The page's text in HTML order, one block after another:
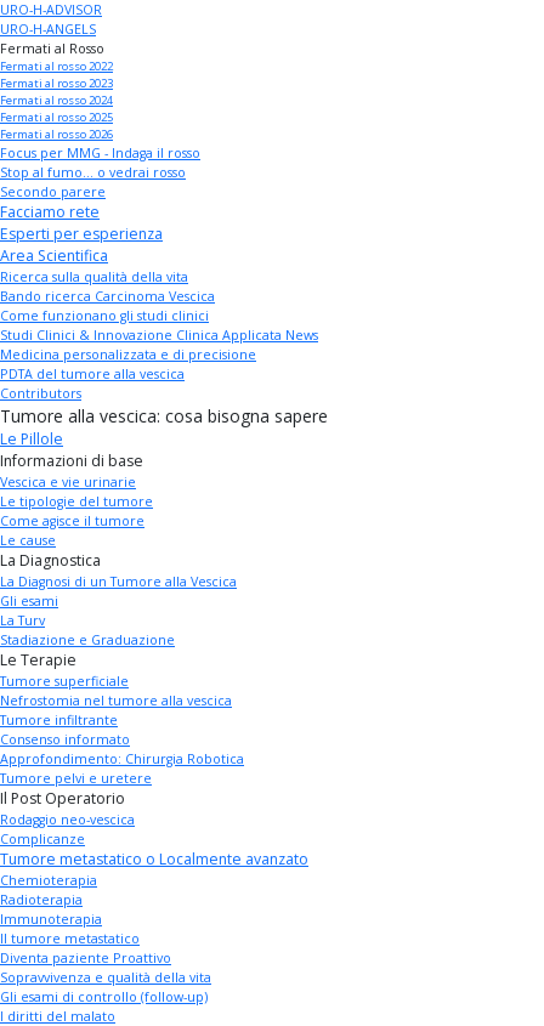
URO-H-ADVISOR
URO-H-ANGELS
Fermati al Rosso
Fermati al rosso 2022
Fermati al rosso 2023
Fermati al rosso 2024
Fermati al rosso 2025
Fermati al rosso 2026
Focus per MMG - Indaga il rosso
Stop al fumo... o vedrai rosso
Secondo parere
Facciamo rete
Esperti per esperienza
Area Scientifica
Ricerca sulla qualità della vita
Bando ricerca Carcinoma Vescica
Come funzionano gli studi clinici
Studi Clinici & Innovazione Clinica Applicata News
Medicina personalizzata e di precisione
PDTA del tumore alla vescica
Contributors
Tumore alla vescica: cosa bisogna sapere
Le Pillole
Informazioni di base
Vescica e vie urinarie
Le tipologie del tumore
Come agisce il tumore
Le cause
La Diagnostica
La Diagnosi di un Tumore alla Vescica
Gli esami
La Turv
Stadiazione e Graduazione
Le Terapie
Tumore superficiale
Nefrostomia nel tumore alla vescica
Tumore infiltrante
Consenso informato
Approfondimento: Chirurgia Robotica
Tumore pelvi e uretere
Il Post Operatorio
Rodaggio neo-vescica
Complicanze
Tumore metastatico o Localmente avanzato
Chemioterapia
Radioterapia
Immunoterapia
Il tumore metastatico
Diventa paziente Proattivo
Sopravvivenza e qualità della vita
Gli esami di controllo (follow-up)
I diritti del malato